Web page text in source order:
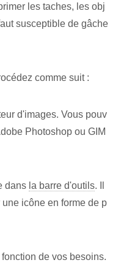
les taches, les obj
susceptible de gâche
comme suit :
d'images. Vous pouv
Photoshop ou GIM
dans la barre d'outils. Il
icône en forme de p
de vos besoins.